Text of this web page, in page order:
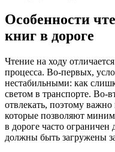
Особенности
книг в дороге
Чтение на ходу
процесса. Во-первых,
нестабильными: как
светом в транспорте. Во-
отвлекать, поэтому
которые позволяют
в дороге часто ограничен
должны быть загружены